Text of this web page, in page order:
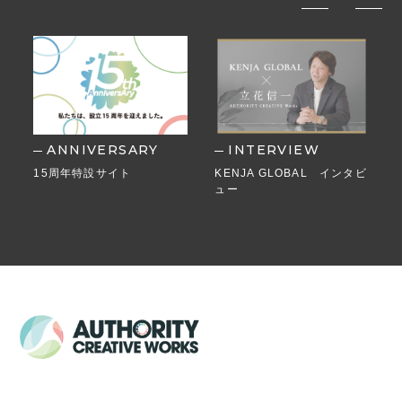
ANNIVERSARY
15周年特設サイト
INTERVIEW
KENJA GLOBAL インタビ
ュー